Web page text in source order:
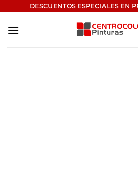
contenido
DESCUENTOS ESPECIALES EN